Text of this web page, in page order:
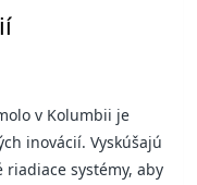
v Kolumbii je
inovácií. Vyskúšajú
riadiace systémy, aby